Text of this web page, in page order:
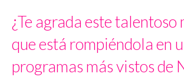
¿Te agrada este talentoso
que está rompiéndola en
programas más vistos de